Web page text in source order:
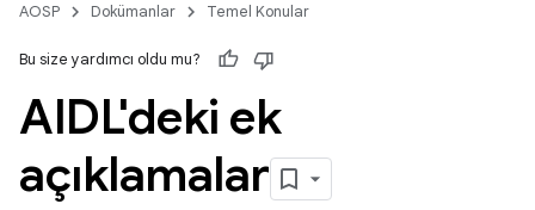
AOSP Dokümanlar Temel Konular
Bu size yardımcı oldu mu?
AIDL'deki ek
açıklamalar